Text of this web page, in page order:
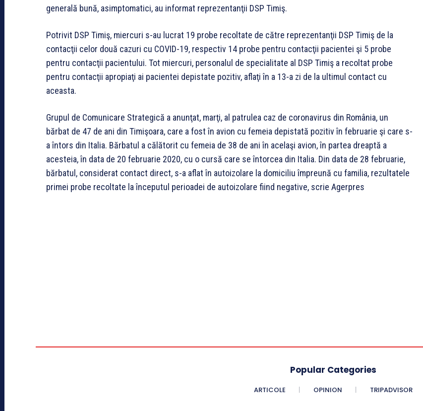
generală bună, asimptomatici, au informat reprezentanţii DSP Timiş.
Potrivit DSP Timiş, miercuri s-au lucrat 19 probe recoltate de către reprezentanţii DSP Timiş de la
contacţii celor două cazuri cu COVID-19, respectiv 14 probe pentru contacţii pacientei şi 5 probe
pentru contacţii pacientului. Tot miercuri, personalul de specialitate al DSP Timiş a recoltat probe
pentru contacţii apropiaţi ai pacientei depistate pozitiv, aflaţi în a 13-a zi de la ultimul contact cu
aceasta.
Grupul de Comunicare Strategică a anunţat, marţi, al patrulea caz de coronavirus din România, un
bărbat de 47 de ani din Timişoara, care a fost în avion cu femeia depistată pozitiv în februarie şi care s-
a întors din Italia. Bărbatul a călătorit cu femeia de 38 de ani în acelaşi avion, în partea dreaptă a
acesteia, în data de 20 februarie 2020, cu o cursă care se întorcea din Italia. Din data de 28 februarie,
bărbatul, considerat contact direct, s-a aflat în autoizolare la domiciliu împreună cu familia, rezultatele
primei probe recoltate la începutul perioadei de autoizolare fiind negative, scrie Agerpres
Popular Categories
ARTICOLE OPINION TRIPADVISOR